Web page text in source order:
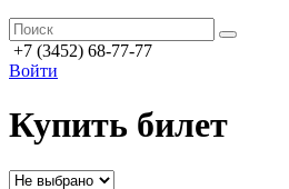
+7 (3452) 68-77-77
Войти
Купить билет